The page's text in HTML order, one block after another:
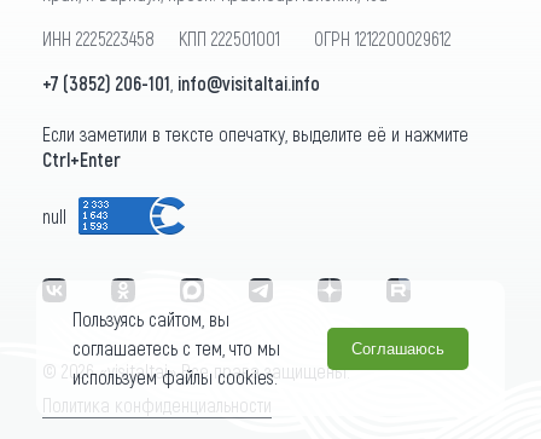
ИНН 2225223458 КПП 222501001 ОГРН 1212200029612
+7 (3852) 206-101 info@visitaltai.info
Если заметили в тексте опечатку, выделите её и нажмите
Ctrl+Enter
null
© 2026 «visitaltai» Все права защищены.
Политика конфиденциальности
Пользуясь сайтом, вы
соглашаетесь с тем, что мы
используем файлы cookies.
Соглашаюсь